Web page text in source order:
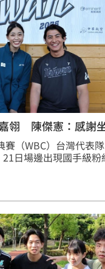
翎 陳傑憲：感謝
賽（WBC）台灣代表
日場邊出現國手級粉
開心PO出與台灣隊長
，就連前總統蔡英文
笑稱「感謝體諒坐著